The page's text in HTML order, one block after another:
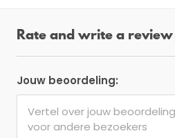
Rate and write a review
Jouw beoordeling: